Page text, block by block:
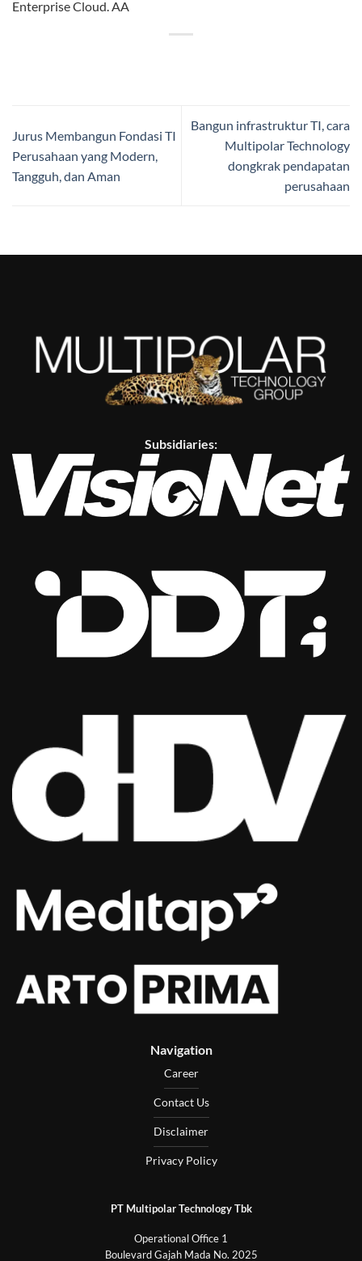
Enterprise Cloud. AA
Jurus Membangun Fondasi TI
Perusahaan yang Modern,
Tangguh, dan Aman
Bangun infrastruktur TI, cara
Multipolar Technology
dongkrak pendapatan
perusahaan
Subsidiaries:
Navigation
Career
Contact Us
Disclaimer
Privacy Policy
PT Multipolar Technology Tbk
Operational Office 1
Boulevard Gajah Mada No. 2025